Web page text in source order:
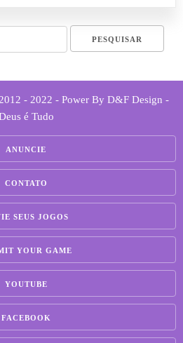
- 2022 - Power By D&F Design -
é Tudo
ANUNCIE
CONTATO
SEUS JOGOS
YOUR GAME
YOUTUBE
FACEBOOK